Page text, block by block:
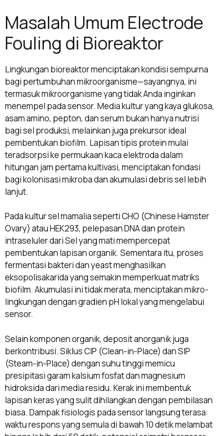
Masalah Umum Electrode
Fouling di Bioreaktor
Lingkungan bioreaktor menciptakan kondisi sempurna
bagi pertumbuhan mikroorganisme—sayangnya, ini
termasuk mikroorganisme yang tidak Anda inginkan
menempel pada sensor. Media kultur yang kaya glukosa,
asam amino, pepton, dan serum bukan hanya nutrisi
bagi sel produksi, melainkan juga prekursor ideal
pembentukan biofilm. Lapisan tipis protein mulai
teradsorpsi ke permukaan kaca elektroda dalam
hitungan jam pertama kultivasi, menciptakan fondasi
bagi kolonisasi mikroba dan akumulasi debris sel lebih
lanjut.
Pada kultur sel mamalia seperti CHO (Chinese Hamster
Ovary) atau HEK293, pelepasan DNA dan protein
intraseluler dari Sel yang mati mempercepat
pembentukan lapisan organik. Sementara itu, proses
fermentasi bakteri dan yeast menghasilkan
eksopolisakarida yang semakin memperkuat matriks
biofilm. Akumulasi ini tidak merata, menciptakan mikro-
lingkungan dengan gradien pH lokal yang mengelabui
sensor.
Selain komponen organik, deposit anorganik juga
berkontribusi. Siklus CIP (Clean-in-Place) dan SIP
(Steam-in-Place) dengan suhu tinggi memicu
presipitasi garam kalsium fosfat dan magnesium
hidroksida dari media residu. Kerak ini membentuk
lapisan keras yang sulit dihilangkan dengan pembilasan
biasa. Dampak fisiologis pada sensor langsung terasa:
waktu respons yang semula di bawah 10 detik melambat